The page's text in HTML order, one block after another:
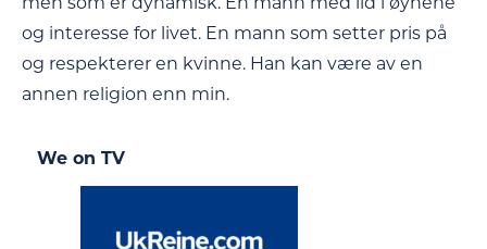
og interesse for livet. En mann som setter pris på
og respekterer en kvinne. Han kan være av en
annen religion enn min.
We on TV